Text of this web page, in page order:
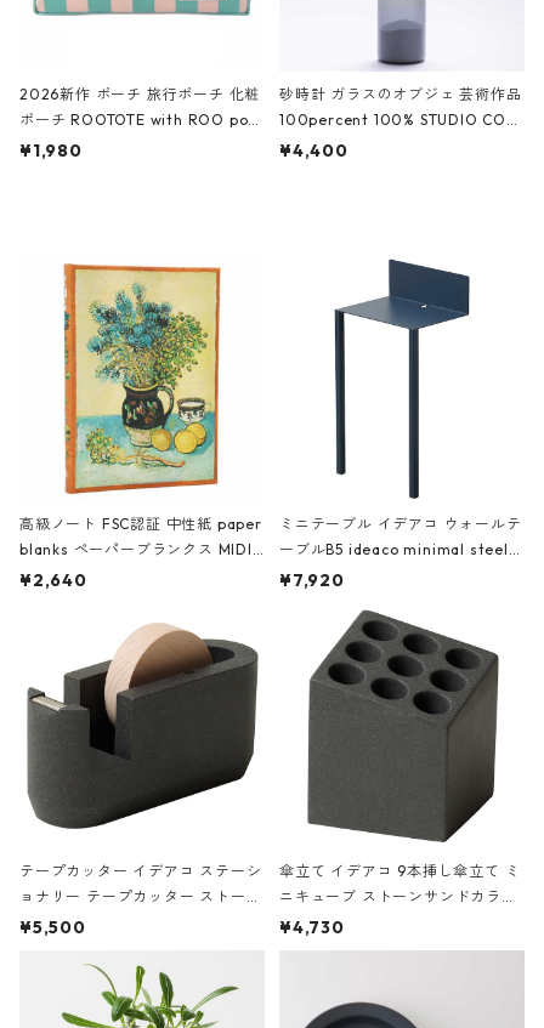
2026新作 ポーチ 旅行ポーチ 化粧
ポーチ ROOTOTE with ROO pou
ch 3532 ルートート WR.ポーチ.ラ
¥1,980
砂時計 ガラスのオブジェ 芸術作品
100percent 100% STUDIO COH
AKU Timeless 100パーセント ス
¥4,400
高級ノート FSC認証 中性紙 paper
blanks ペーパーブランクス MIDI
ハードカバー 罫線 ヴァン・ゴッホ
¥2,640
ミニテーブル イデアコ ウォールテ
ーブルB5 ideaco minimal steel f
urniture WALL Table B5 ネイビー
¥7,920
テープカッター イデアコ ステーシ
ョナリー テープカッター ストーン
サンドカラー 石調 ideaco Station
¥5,500
傘立て イデアコ 9本挿し傘立て ミ
ニキューブ ストーンサンドカラー
石調 ideaco Umbrella Stand CUB
E ストーンサンドブラック
¥4,730